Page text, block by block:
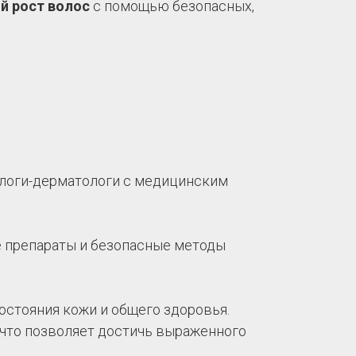
рост волос с помощью безопасных,
дерматологи с медицинским
и безопасные методы
кожи и общего здоровья.
позволяет достичь выраженного